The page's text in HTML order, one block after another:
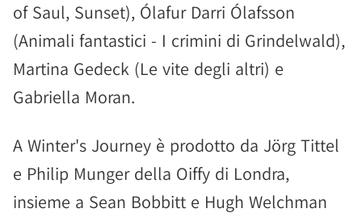
of Saul, Sunset), Ólafur Darri Ólafsson
(Animali fantastici - I crimini di Grindelwald),
Martina Gedeck (Le vite degli altri) e
Gabriella Moran.
A Winter's Journey è prodotto da Jörg Tittel
e Philip Munger della Oiffy di Londra,
insieme a Sean Bobbitt e Hugh Welchman